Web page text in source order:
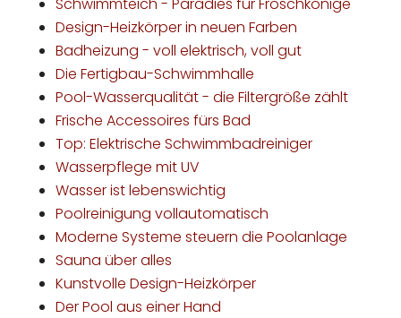
Design-Heizkörper in neuen Farben
Badheizung - voll elektrisch, voll gut
Die Fertigbau-Schwimmhalle
Pool-Wasserqualität - die Filtergröße zählt
Frische Accessoires fürs Bad
Top: Elektrische Schwimmbadreiniger
Wasserpflege mit UV
Wasser ist lebenswichtig
Poolreinigung vollautomatisch
Moderne Systeme steuern die Poolanlage
Sauna über alles
Kunstvolle Design-Heizkörper
Der Pool aus einer Hand